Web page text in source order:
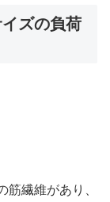
ズの負荷
繊維があり、